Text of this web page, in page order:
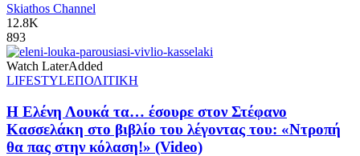
Skiathos Channel
12.8K
893
Watch LaterAdded
LIFESTYLEΠΟΛΙΤΙΚΗ
Η Ελένη Λουκά τα… έσουρε στον Στέφανο
Κασσελάκη στο βιβλίο του λέγοντας του: «Ντροπή
θα πας στην κόλαση!» (Video)